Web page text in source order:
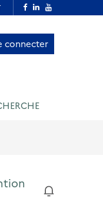
connecter